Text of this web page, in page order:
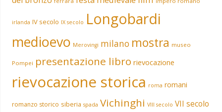
irlanda IV secolo IX secolo Longobardi
medioevo Merovingi milano mostra museo
Pompei presentazione libro rievocazione
rievocazione storica roma romani
romanzo storico siberia spada Vichinghi VIII secolo VII secolo